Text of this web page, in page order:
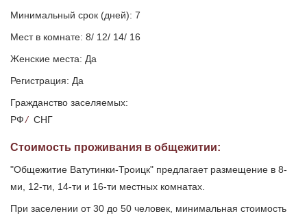
Минимальный срок (дней): 7
Мест в комнате: 8/ 12/ 14/ 16
Женские места: Да
Регистрация: Да
Гражданство заселяемых:
РФ/ СНГ
Стоимость проживания в общежитии:
"Общежитие Ватутинки-Троицк" предлагает размещение в 8-
ми, 12-ти, 14-ти и 16-ти местных комнатах.
При заселении от 30 до 50 человек, минимальная стоимость